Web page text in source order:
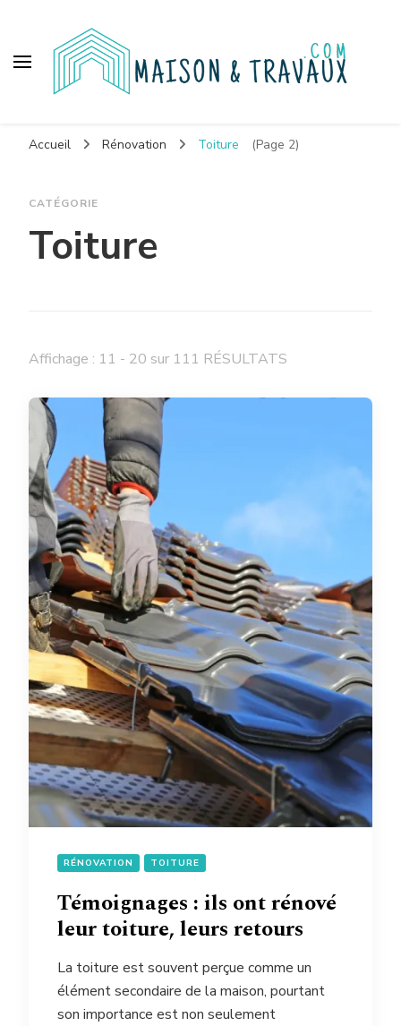
Accueil Rénovation Toiture (Page 2)
CATÉGORIE
Toiture
Affichage : 11 - 20 sur 111 RÉSULTATS
RÉNOVATION TOITURE
Témoignages : ils ont rénové
leur toiture, leurs retours
La toiture est souvent perçue comme un
élément secondaire de la maison, pourtant
son importance est non seulement